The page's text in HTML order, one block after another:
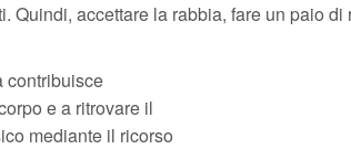
Quindi, accettare la rabbia, fare un paio
contribuisce
e a ritrovare il
mediante il ricorso